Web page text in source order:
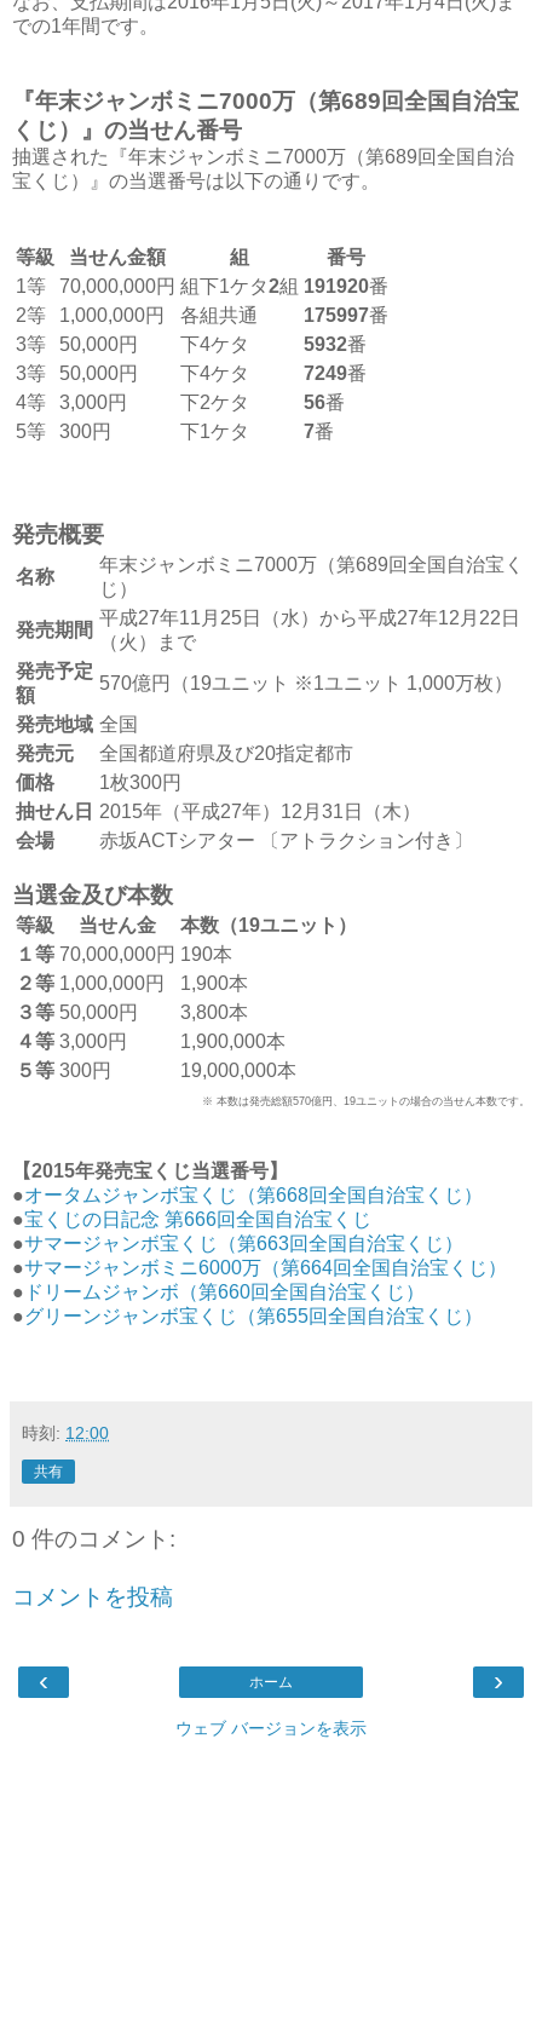
での1年間です。
『年末ジャンボミニ7000万（第689回全国自治宝
くじ）』の当せん番号
抽選された『年末ジャンボミニ7000万（第689回全国自治
宝くじ）』の当選番号は以下の通りです。
等級 当せん金額 組
番号
1等
70,000,000円 組下1ケタ2組 191920番
2等
1,000,000円 各組共通 175997番
3等
50,000円 下4ケタ 5932番
3等
50,000円 下4ケタ 7249番
4等
3,000円 下2ケタ 56番
5等
300円 下1ケタ 7番
発売概要
名称
年末ジャンボミニ7000万（第689回全国自治宝く
じ）
発売期間
平成27年11月25日（水）から平成27年12月22日
（火）まで
発売予定
額
570億円（19ユニット ※1ユニット 1,000万枚）
発売地域 全国
発売元
全国都道府県及び20指定都市
価格
1枚300円
抽せん日 2015年（平成27年）12月31日（木）
会場
赤坂ACTシアター 〔アトラクション付き〕
当選金及び本数
等級 当せん金
本数（19ユニット）
１等 70,000,000円 190本
２等 1,000,000円
1,900本
３等 50,000円
3,800本
４等 3,000円
1,900,000本
５等 300円 19,000,000本
※ 本数は発売総額570億円、19ユニットの場合の当せん本数です。
【2015年発売宝くじ当選番号】
●オータムジャンボ宝くじ（第668回全国自治宝くじ）
●宝くじの日記念 第666回全国自治宝くじ
●サマージャンボ宝くじ（第663回全国自治宝くじ）
●サマージャンボミニ6000万（第664回全国自治宝くじ）
● ドリームジャンボ（第660回全国自治宝くじ）
●グリーンジャンボ宝くじ（第655回全国自治宝くじ）
時刻: 12:00
共有
0 件のコメント:
コメントを投稿
‹ ›
ホーム
ウェブ バージョンを表示